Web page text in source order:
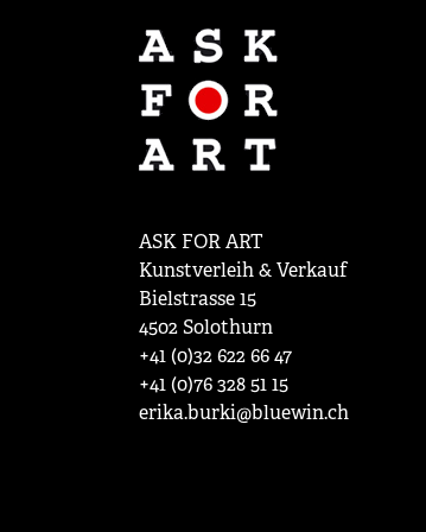
ASK FOR ART
Kunstverleih & Verkauf
Bielstrasse 15
4502 Solothurn
+41 (0)32 622 66 47
+41 (0)76 328 51 15
erika.burki@bluewin.ch